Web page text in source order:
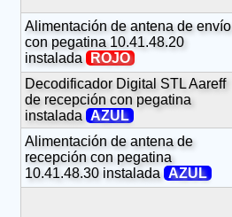
Alimentación de antena de envío
con pegatina 10.41.48.20
instalada
ROJO
Decodificador Digital STL Aareff
de recepción con pegatina
instalada AZUL
Alimentación de antena de
recepción con pegatina
10.41.48.30 instalada AZUL